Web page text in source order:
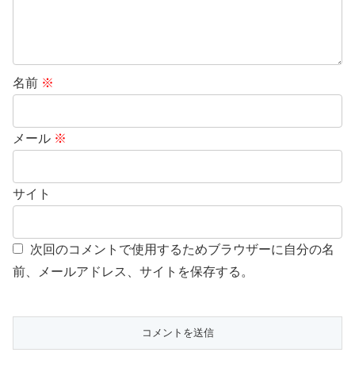
名前 ※
メール ※
サイト
次回のコメントで使用するためブラウザーに自分の名
前、メールアドレス、サイトを保存する。